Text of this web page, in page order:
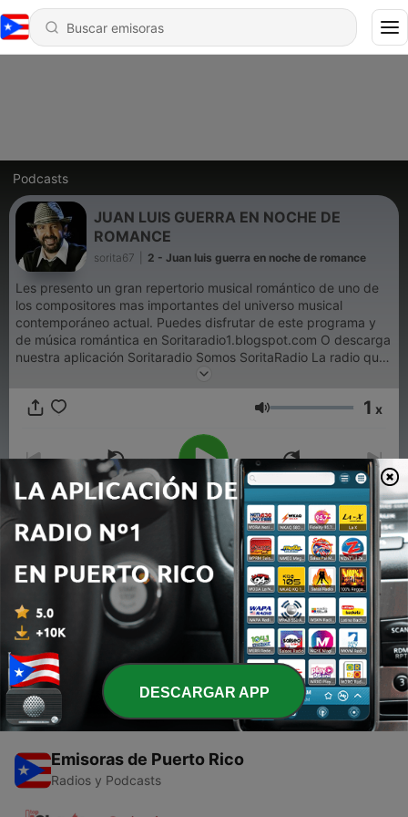
Podcasts
JUAN LUIS GUERRA EN NOCHE DE
ROMANCE
sorita67 2 - Juan luis guerra en noche de romance
Les presento un gran repertorio musical romántico de uno de
los compositores mas importantes del universo musical
contemporáneo actual. Puedes disfrutar de este programa y
de música romántica en Soritaradio1.blogspot.com O descarga
nuestra aplicación Soritaradio Somos SoritaRadio La radio que
es para tì The radio That is for you
Volumen 1 x
00:00 00:00
Episodios
2 - Juan luis guerra en noche de romance
28 ago. 2018
Emisoras de Puerto Rico
Radios y Podcasts
DESCARGAR APP